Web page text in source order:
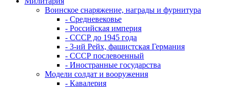
Воинское снаряжение, награды и фурнитура
- Средневековье
- Российская империя
- СССР до 1945 года
- 3-ий Рейх, фашистская Германия
- СССР послевоенный
- Иностранные государства
Модели солдат и вооружения
- Кавалерия